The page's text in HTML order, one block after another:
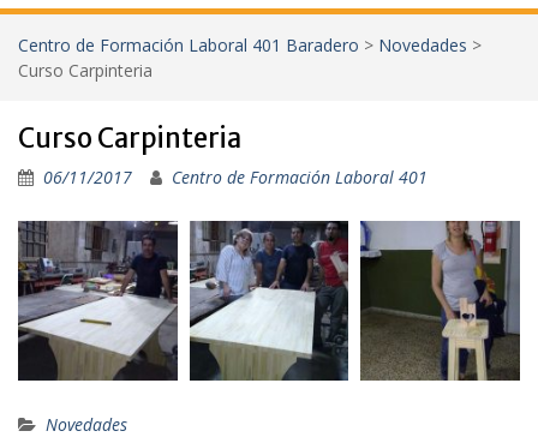
Centro de Formación Laboral 401 Baradero > Novedades >
Curso Carpinteria
Curso Carpinteria
06/11/2017 Centro de Formación Laboral 401
Novedades